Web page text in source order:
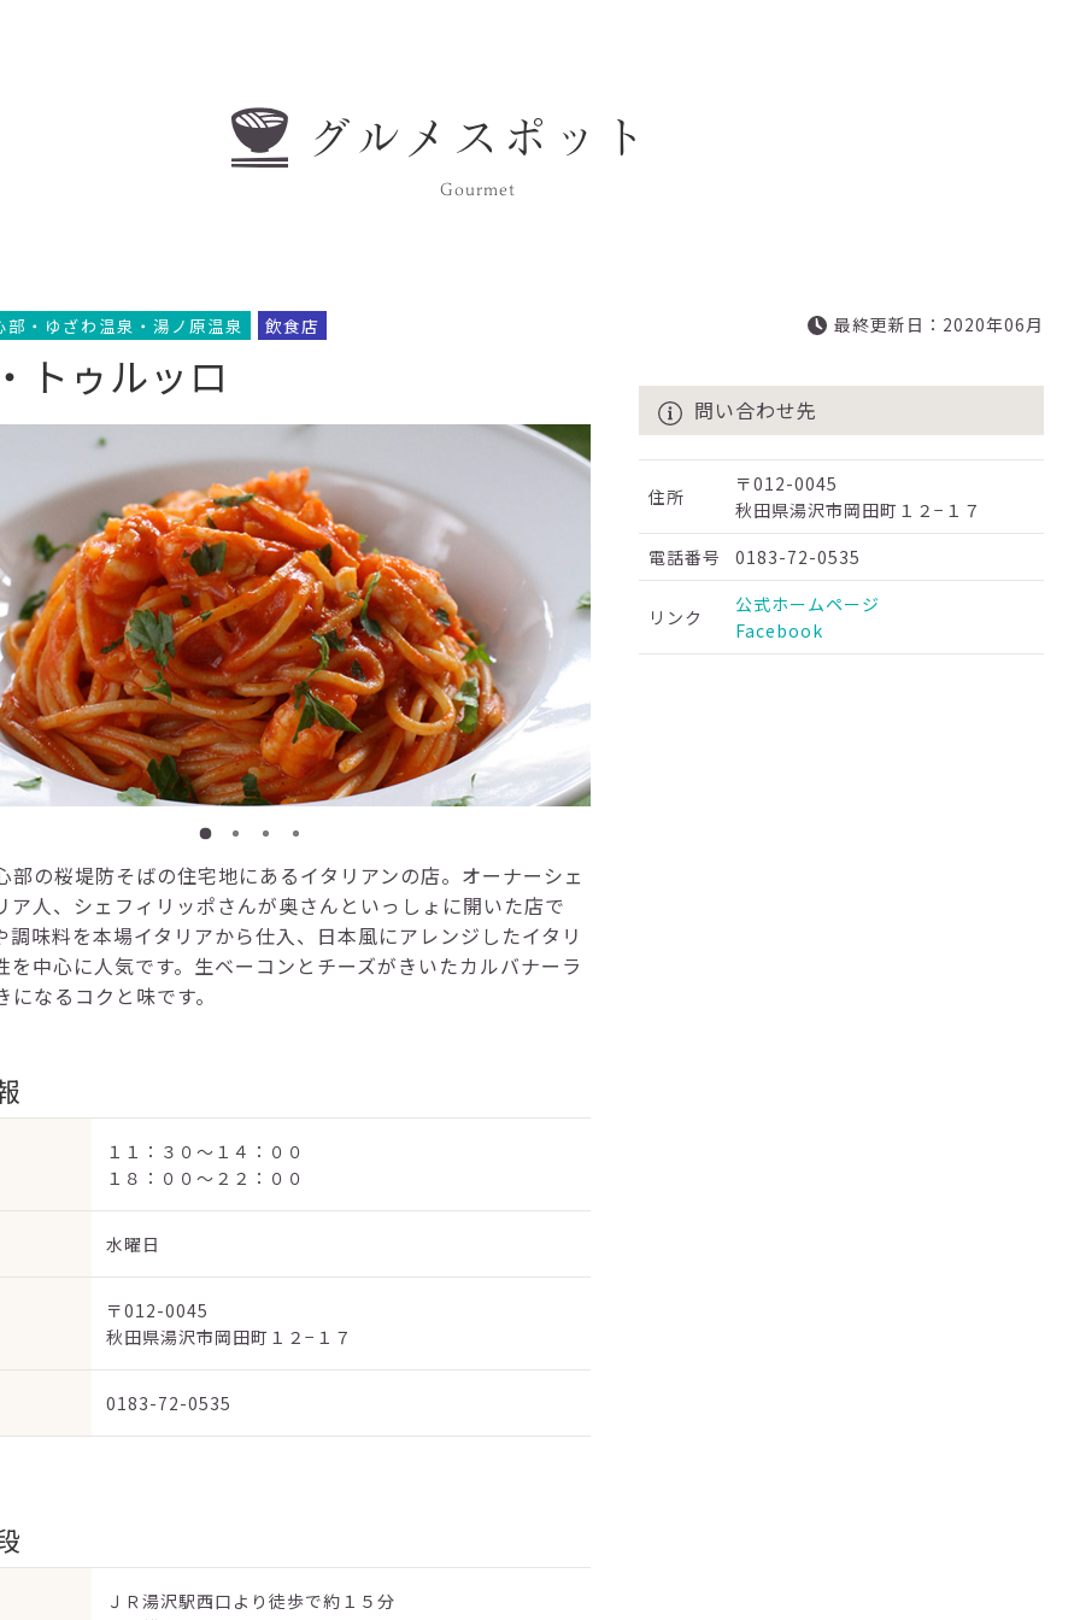
グルメスポット
Gourmet
部・ゆざわ温泉・湯ノ原温泉 飲食店
トゥルッロ
部の桜堤防そばの住宅地にあるイタリアンの店。オーナーシェ
ア人、シェフィリッポさんが奥さんといっしょに開いた店で
調味料を本場イタリアから仕入、日本風にアレンジしたイタリ
を中心に人気です。生ベーコンとチーズがきいたカルバナーラ
になるコクと味です。
１１：３０～１４：００
１８：００～２２：００
水曜日
〒012-0045
秋田県湯沢市岡田町１２−１７
0183-72-0535
ＪＲ湯沢駅西口より徒歩で約１５分
最終更新日：2020年06月
問い合わせ先
住所
〒012-0045
秋田県湯沢市岡田町１２−１７
電話番号
0183-72-0535
リンク
公式ホームページ
Facebook